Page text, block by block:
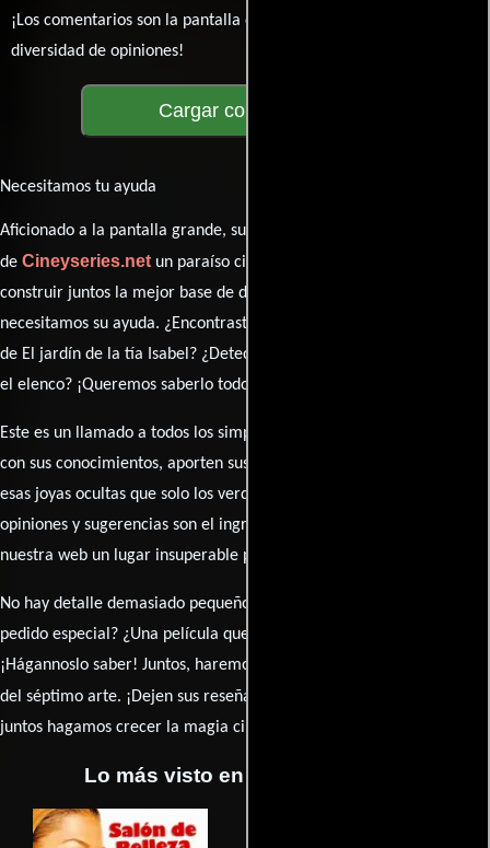
¡Los comentarios son la pantalla donde se proyecta nuestra
diversidad de opiniones!
Cargar comentarios
Necesitamos tu ayuda
Aficionado a la pantalla grande, su participación es clave para hacer
de Cineyseries.netun paraíso cinéfilo completo. Queremos
construir juntos la mejor base de datos cinematográfica, pero
necesitamos su ayuda. ¿Encontraste algún dato faltante en la ficha
de El jardín de la tía Isabel? ¿Detectaste algún error en la sinopsis o
el elenco? ¡Queremos saberlo todo!
Este es un llamado a todos los simpatizantes del cine: contribuyan
con sus conocimientos, aporten sus descubrimientos y compartan
esas joyas ocultas que solo los verdaderos fanáticos conocen. Sus
opiniones y sugerencias son el ingrediente secreto que hará de
nuestra web un lugar insuperable para los amantes del celuloide.
No hay detalle demasiado pequeño ni opinión insignificante. ¿Algún
pedido especial? ¿Una película que sueñas con ver reseñada?
¡Hágannoslo saber! Juntos, haremos de esta comunidad el epicentro
del séptimo arte. ¡Dejen sus reseña en la
juntos hagamos crecer la magia cinematográfica!
Lo más visto en Cineyseries.net